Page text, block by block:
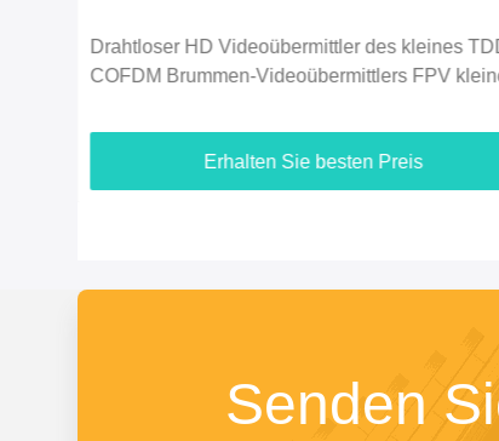
Wirtschaft 2.4G 5km des UAV-720P Video
Brummen-Videoübermittler-HDMI u.
Erhalten Sie besten Preis
Senden